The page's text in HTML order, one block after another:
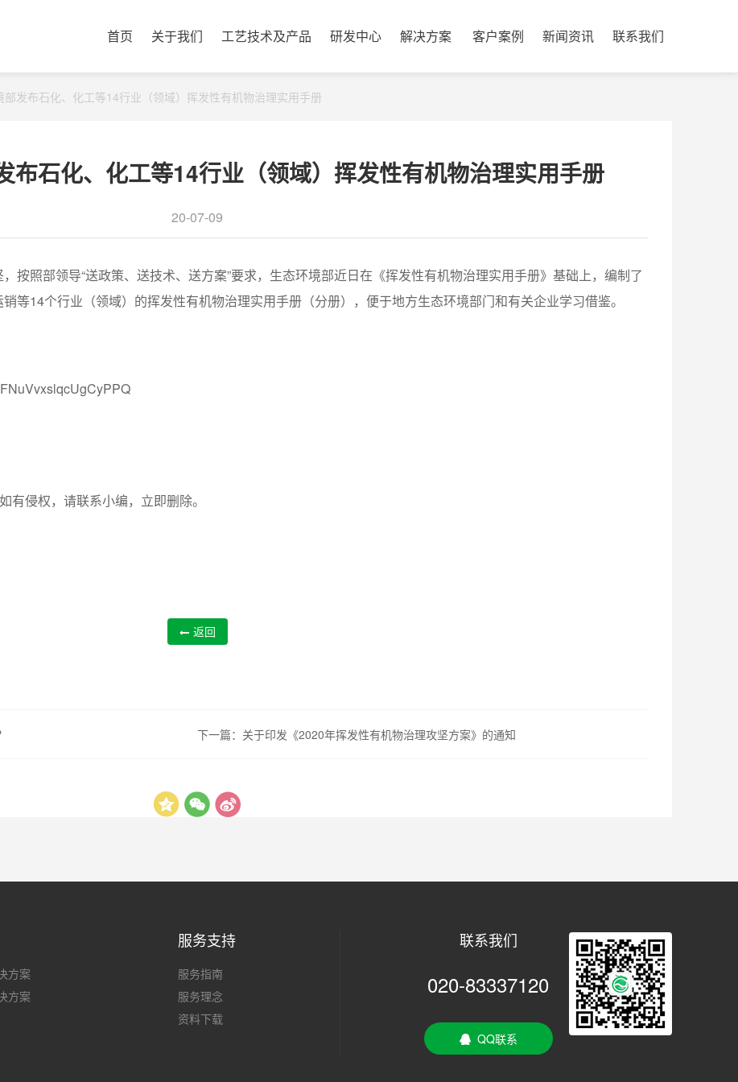
首页 关于我们 工艺技术及产品 研发中心 解决方案 客户案例 新闻资讯 联系我们
部发布石化、化工等14行业（领域）挥发性有机物治理实用手册
布石化、化工等14行业（领域）挥发性有机物治理实用手册
20-07-09
按照部领导“送政策、送技术、送方案”要求，生态环境部近日在《挥发性有机物治理实用手册》基础上，编制了
等14个行业（领域）的挥发性有机物治理实用手册（分册），便于地方生态环境部门和有关企业学习借鉴。
有侵权，请联系小编，立即删除。
返回
下一篇： 关于印发《2020年挥发性有机物治理攻坚方案》的通知
方案
方案
服务支持
服务指南
服务理念
资料下载
联系我们
020-83337120
QQ联系